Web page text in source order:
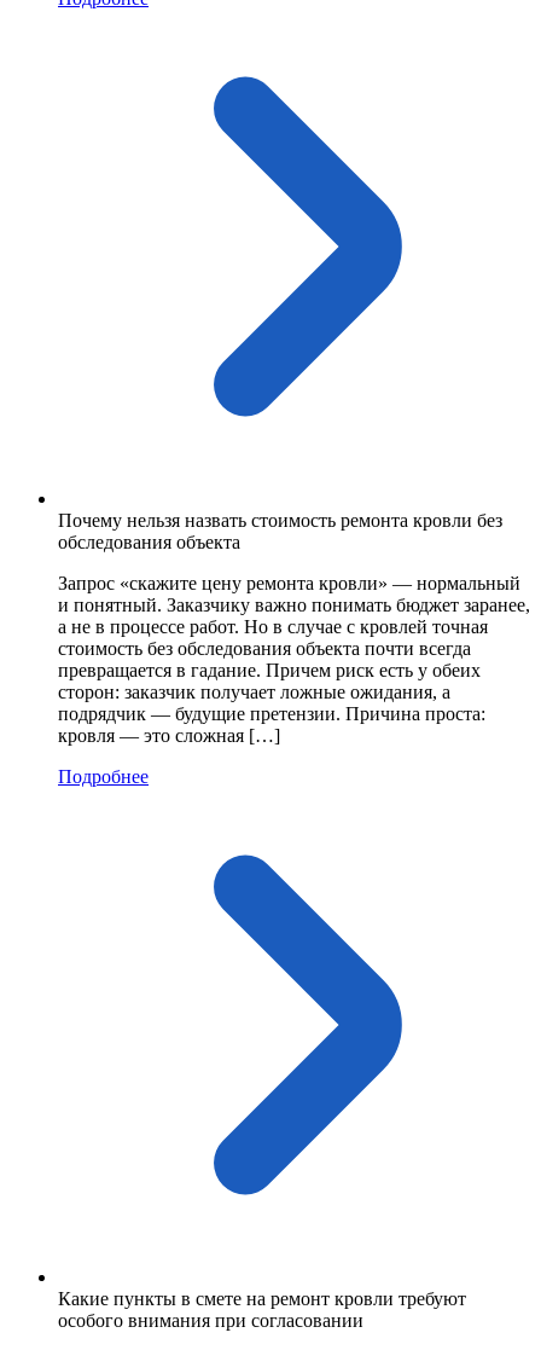
Почему нельзя назвать стоимость ремонта кровли без
обследования объекта
Запрос «скажите цену ремонта кровли» — нормальный
и понятный. Заказчику важно понимать бюджет заранее,
а не в процессе работ. Но в случае с кровлей точная
стоимость без обследования объекта почти всегда
превращается в гадание. Причем риск есть у обеих
сторон: заказчик получает ложные ожидания, а
подрядчик — будущие претензии. Причина проста:
кровля — это сложная […]
Подробнее
Какие пункты в смете на ремонт кровли требуют
особого внимания при согласовании